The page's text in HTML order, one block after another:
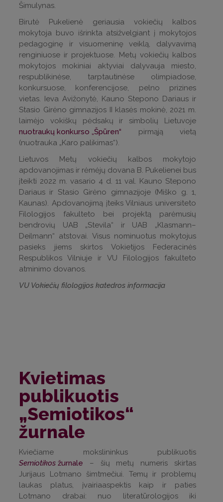
Šimulynas.
Birutė Pukelienė geriausia vokiečių kalbos
mokytoja buvo išrinkta atsižvelgiant į mokytojos
pedagoginę ir visuomeninę veiklą, dalyvavimą
renginiuose ir projektuose. Metų vokiečių kalbos
mokytojos mokiniai aktyviai dalyvauja miesto,
respublikinėse, tarptautinėse olimpiadose,
konkursuose, konferencijose, pelno prizines
vietas. Ieva Avižonytė, Kauno Stepono Dariaus ir
Stasio Girėno gimnazijos II klasės mokinė, 2021 m.
laimėjo vokiškų pėdsakų ir simbolių Lietuvoje
nuotraukų konkurso „Špūren“ pirmąją vietą
(nuotrauka „Karo palikimas“).
Lietuvos Metų vokiečių kalbos mokytojo
apdovanojimas ir rėmėjų dovana B. Pukelienei bus
įteikti 2022 m. vasario 4 d. 11 val. Kauno Stepono
Dariaus ir Stasio Girėno gimnazijoje (Miško g. 1,
Kaunas). Apdovanojimą įteiks Vilniaus universiteto
Filologijos fakulteto bei projektą parėmusių
bendrovių UAB „Stevila“ ir UAB „Klasmann–
Deilmann“ atstovai. Visus nominuotus mokytojus
pasieks jiems skirtos Vokietijos Federacinės
Respublikos Vilniuje ir VU Filologijos fakulteto
atminimo dovanos.
VU Vokiečių filologijos katedros informacija
Kvietimas
publikuotis
„Semiotikos“
žurnale
Kviečiame mokslininkus publikuotis
Semiotikos žurnale – šių metų numeris skirtas
Jurijaus Lotmano šimtmečiui. Temų ir problemų
laukas platus, įvairiaaspektis kaip ir paties
Lotmano drabai: nuo literatūrologijos iki